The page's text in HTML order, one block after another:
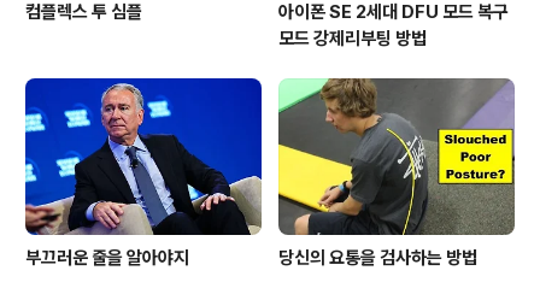
컴플렉스 투 심플
아이폰 SE 2세대 DFU 모드 복구
모드 강제리부팅 방법
부끄러운 줄을 알아야지 당신의 요통을 검사하는 방법